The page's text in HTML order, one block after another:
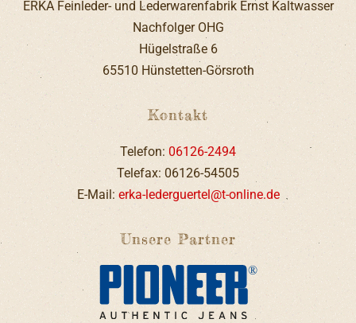
ERKA Feinleder- und Lederwarenfabrik Ernst Kaltwasser
Nachfolger OHG
Hügelstraße 6
65510 Hünstetten-Görsroth
Kontakt
Telefon: 06126-2494
Telefax: 06126-54505
E-Mail:erka-lederguertel@t-online.de
Unsere Partner